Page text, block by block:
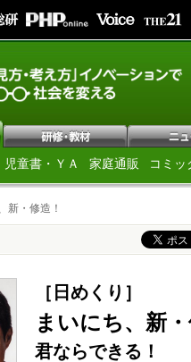
児童書・ＹＡ 家庭通販 コミッ
新・修造！
［日めくり］
まいにち、新・
君ならできる！